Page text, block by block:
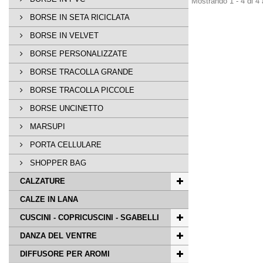
BORSE IN SETA RICICLATA
BORSE IN VELVET
BORSE PERSONALIZZATE
BORSE TRACOLLA GRANDE
BORSE TRACOLLA PICCOLE
BORSE UNCINETTO
MARSUPI
PORTA CELLULARE
SHOPPER BAG
CALZATURE
CALZE IN LANA
CUSCINI - COPRICUSCINI - SGABELLI
DANZA DEL VENTRE
DIFFUSORE PER AROMI